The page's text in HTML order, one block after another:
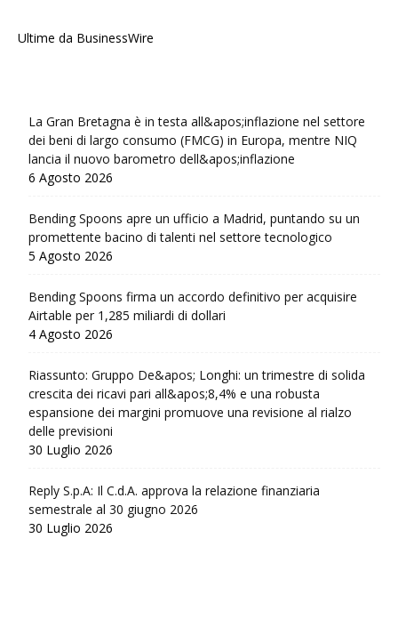
Ultime da BusinessWire
La Gran Bretagna è in testa all&apos;inflazione nel settore
dei beni di largo consumo (FMCG) in Europa, mentre NIQ
lancia il nuovo barometro dell&apos;inflazione
6 Agosto 2026
Bending Spoons apre un ufficio a Madrid, puntando su un
promettente bacino di talenti nel settore tecnologico
5 Agosto 2026
Bending Spoons firma un accordo definitivo per acquisire
Airtable per 1,285 miliardi di dollari
4 Agosto 2026
Riassunto: Gruppo De&apos; Longhi: un trimestre di solida
crescita dei ricavi pari all&apos;8,4% e una robusta
espansione dei margini promuove una revisione al rialzo
delle previsioni
30 Luglio 2026
Reply S.p.A: Il C.d.A. approva la relazione finanziaria
semestrale al 30 giugno 2026
30 Luglio 2026